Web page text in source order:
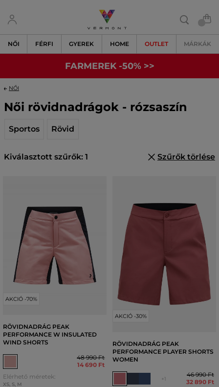
NŐI FÉRFI GYEREK HOME OUTLET MÁRKÁK
FARMEREK -50% >>
NŐI
Női rövidnadrágok - rózsaszín
Sportos Rövid
Kiválasztott szűrők: 1 Szűrők törlése
AKCIÓ -70%
RÖVIDNADRÁG PEAK
PERFORMANCE W INSULATED
WIND SHORTS
48 990 Ft
14 690 Ft
Elérhető méretek:
XS, S, M
AKCIÓ -30%
RÖVIDNADRÁG PEAK
PERFORMANCE PLAYER SHORTS
WOMEN
+1
46 990 Ft
32 890 Ft